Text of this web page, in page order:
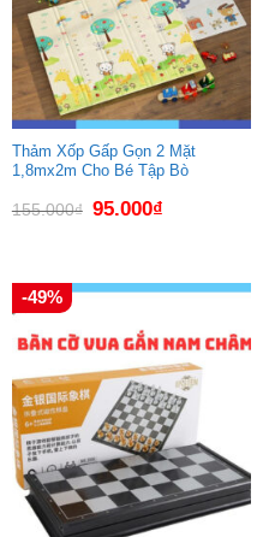
Thảm Xốp Gấp Gọn 2 Mặt
1,8mx2m Cho Bé Tập Bò
155.000₫ Giá
gốc
95.000₫Giá
hiện
-49%